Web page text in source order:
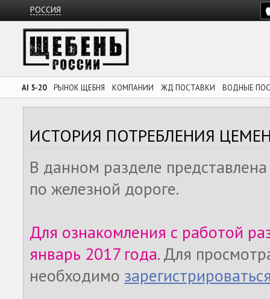
РОССИЯ
AI 5-20 РЫНОК ЩЕБНЯ КОМПАНИИ ЖД ПОСТАВКИ ВОДНЫЕ
ИСТОРИЯ ПОТРЕБЛЕНИЯ
В данном разделе
по железной дороге.
Для ознакомления с работой
январь 2017 года.Для
необходимо